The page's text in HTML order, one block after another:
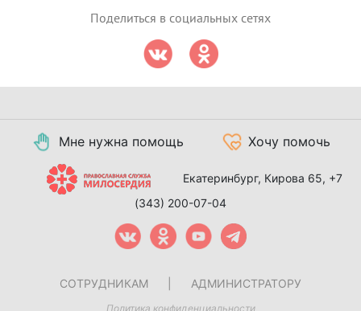
Поделиться в социальных сетях
Мне нужна помощь Хочу помочь
Екатеринбург, Кирова 65, +7
(343) 200-07-04
СОТРУДНИКАМ АДМИНИСТРАТОРУ
Политика конфиденциальности